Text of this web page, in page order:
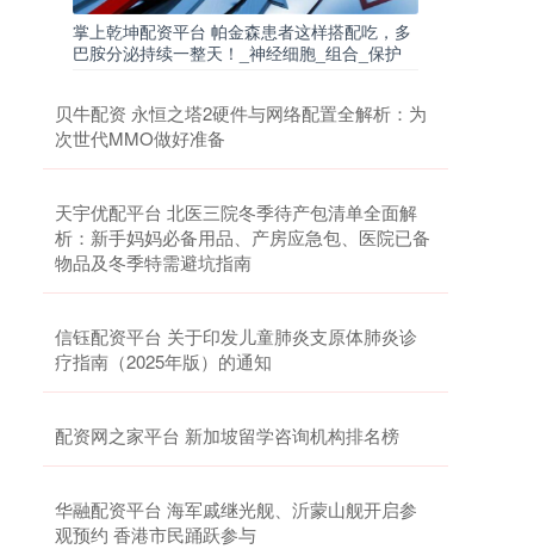
掌上乾坤配资平台 帕金森患者这样搭配吃，多
巴胺分泌持续一整天！_神经细胞_组合_保护
贝牛配资 永恒之塔2硬件与网络配置全解析：为
次世代MMO做好准备
天宇优配平台 北医三院冬季待产包清单全面解
析：新手妈妈必备用品、产房应急包、医院已备
物品及冬季特需避坑指南
信钰配资平台 关于印发儿童肺炎支原体肺炎诊
疗指南（2025年版）的通知
配资网之家平台 新加坡留学咨询机构排名榜
华融配资平台 海军戚继光舰、沂蒙山舰开启参
观预约 香港市民踊跃参与